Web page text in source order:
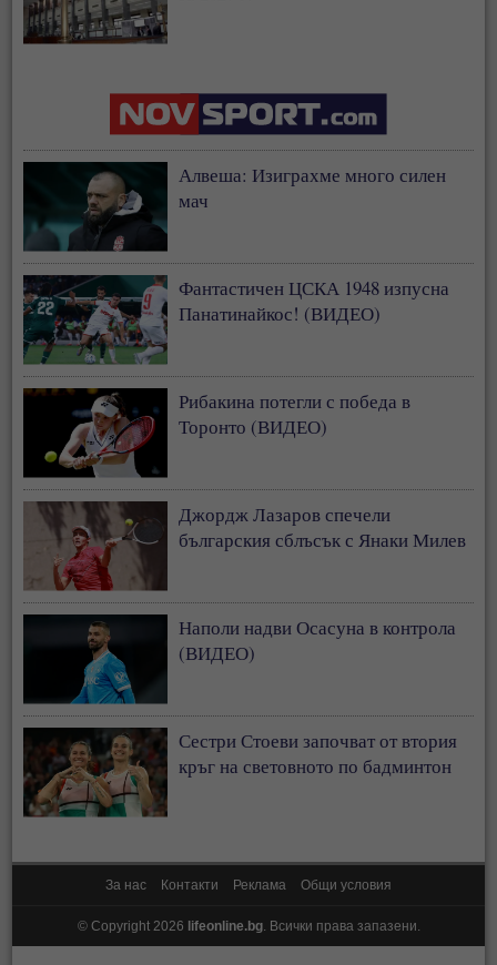
Алвеша: Изиграхме много силен
мач
Фантастичен ЦСКА 1948 изпусна
Панатинайкос! (ВИДЕО)
Рибакина потегли с победа в
Торонто (ВИДЕО)
Джордж Лазаров спечели
българския сблъсък с Янаки Милев
Наполи надви Осасуна в контрола
(ВИДЕО)
Сестри Стоеви започват от втория
кръг на световното по бадминтон
За нас Контакти Реклама Общи условия
© Copyright 2026 lifeonline.bg. Всички права запазени.